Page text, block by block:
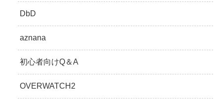
DbD
aznana
初心者向けQ＆A
OVERWATCH2